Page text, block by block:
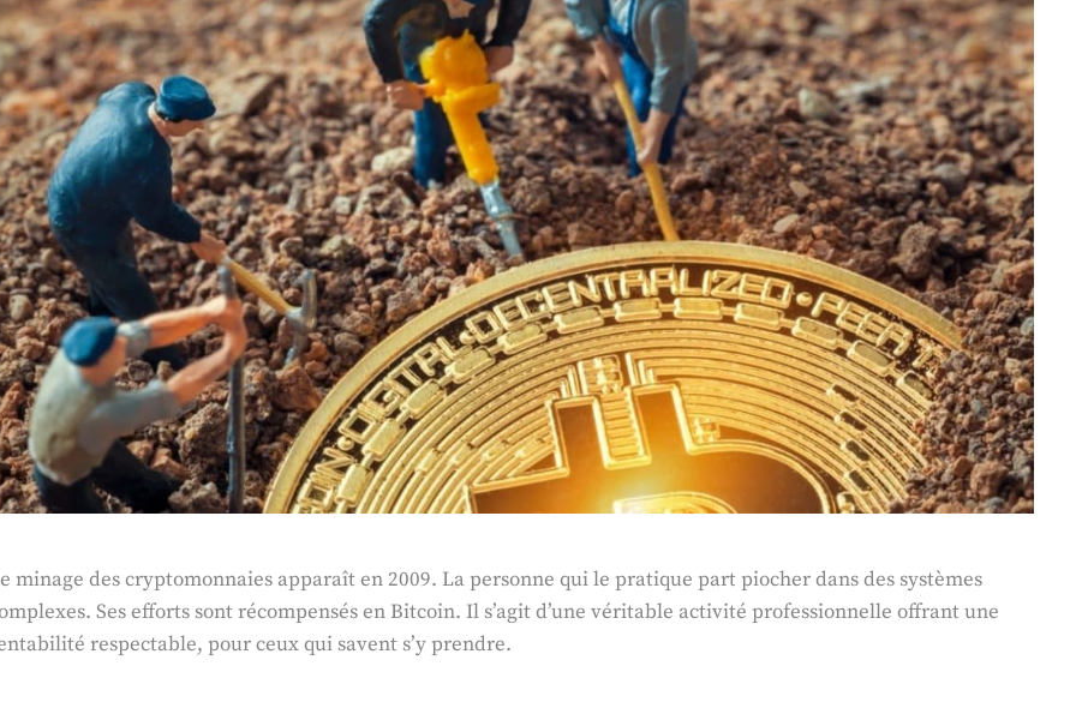
minage des cryptomonnaies apparaît en 2009. La personne qui le pratique part piocher dans des systèmes
Ses efforts sont récompensés en Bitcoin. Il s’agit d’une véritable activité professionnelle offrant une
respectable, pour ceux qui savent s’y prendre.